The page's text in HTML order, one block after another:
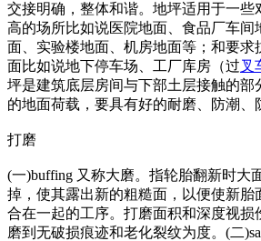
交接明确，整体和谐。地坪适用于一些
高的场所比如说医院地面、食品厂车间
面、实验楼地面、机房地面等；和要求
面比如说地下停车场、工厂库房（过叉
坪是建筑底层房间与下部土层接触的部
的地面荷载，要具有好的耐磨、防潮、
打磨
(一)buffing 又称大磨。指轮胎翻新时大
掉，使其露出新的粗糙面，以便使新胎
合在一起的工序。打磨面积和深度视损
磨到无破损痕迹和老化裂纹为度。(二